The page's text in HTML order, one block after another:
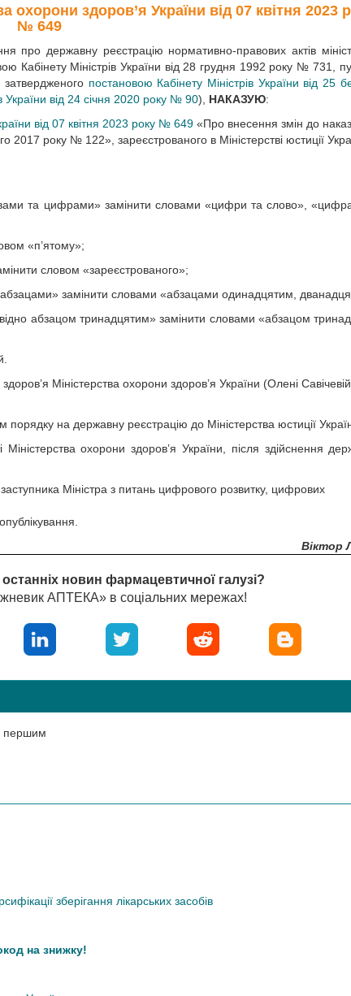
охорони здоров’я України від 07 квітня 2023
№ 649
про державну реєстрацію нормативно-правових актів
Кабінету Міністрів України від 28 грудня 1992 року № 731,
постановою Кабінету Міністрів України від 25
України від 24 січня 2020 року № 90), НАКАЗУЮ:
від 07 квітня 2023 року № 649 «Про внесення змін до
2017 року № 122», зареєстрованого в Міністерстві юстиції
та цифрами» замінити словами «цифри та слово»,
«п’ятому»;
словом «зареєстрованого»;
замінити словами «абзацами одинадцятим,
абзацом тринадцятим» замінити словами «абзацом
Міністерства охорони здоров’я України (Олені
на державну реєстрацію до Міністерства юстиції
охорони здоров’я України, після здійснення
Міністра з питань цифрового розвитку, цифрових
Віктор
новин фармацевтичної галузі?
АПТЕКА» в соціальних мережах!
першим
зберігання лікарських засобів
на знижку!